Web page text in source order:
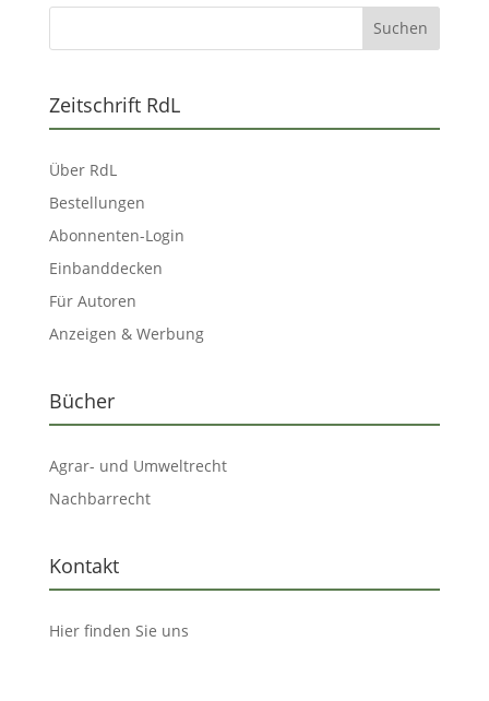
Zeitschrift RdL
Über RdL
Bestellungen
Abonnenten-Login
Einbanddecken
Für Autoren
Anzeigen & Werbung
Bücher
Agrar- und Umweltrecht
Nachbarrecht
Kontakt
Hier finden Sie uns